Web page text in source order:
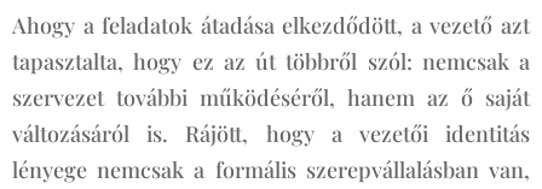
Ahogy a feladatok átadása elkezdődött, a vezető azt
tapasztalta, hogy ez az út többről szól: nemcsak a
szervezet további működéséről, hanem az ő saját
változásáról is. Rájött, hogy a vezetői identitás
lényege nemcsak a formális szerepvállalásban van,